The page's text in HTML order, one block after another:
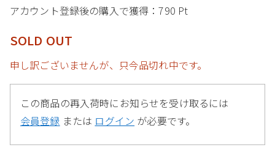
アカウント登録後の購入で獲得：790 Pt
SOLD OUT
申し訳ございませんが、只今品切れ中です。
この商品の再入荷時にお知らせを受け取るには
会員登録 または ログイン が必要です。